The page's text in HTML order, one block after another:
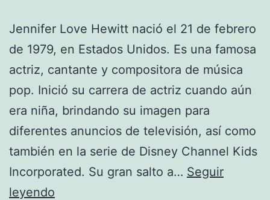
Jennifer Love Hewitt nació el 21 de febrero
de 1979, en Estados Unidos. Es una famosa
actriz, cantante y compositora de música
pop. Inició su carrera de actriz cuando aún
era niña, brindando su imagen para
diferentes anuncios de televisión, así como
también en la serie de Disney Channel Kids
Incorporated. Su gran salto a… Seguir
leyendo